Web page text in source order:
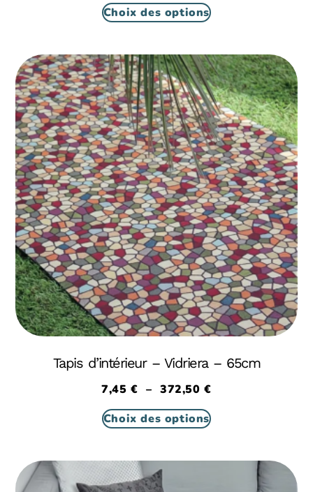
Choix des options
Tapis d’intérieur – Vidriera – 65cm
7,45€ – 372,50€
Choix des options